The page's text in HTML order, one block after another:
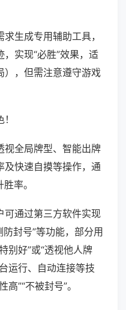
生成专用辅助工具，
实现“必胜”效果，适
），但需注意遵守游戏
视全局牌型、智能出牌
及快速自摸等操作，通
率。
可通过第三方软件实现
防封号”等功能，部分用
别好”或“透视他人牌
运行、自动连接等技
”“不被封号”。